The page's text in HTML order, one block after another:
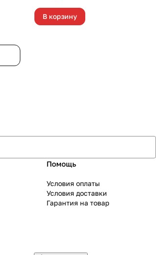
В корзину
Помощь
Условия оплаты
Условия доставки
Гарантия на товар